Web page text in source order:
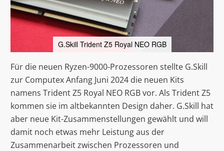
G.Skill Trident Z5 Royal NEO RGB
Für die neuen Ryzen-9000-Prozessoren stellte G.Skill
zur Computex Anfang Juni 2024 die neuen Kits
namens Trident Z5 Royal NEO RGB vor. Als Trident Z5
kommen sie im altbekannten Design daher. G.Skill hat
aber neue Kit-Zusammenstellungen gewählt und will
damit noch etwas mehr Leistung aus der
Zusammenarbeit zwischen Prozessoren und